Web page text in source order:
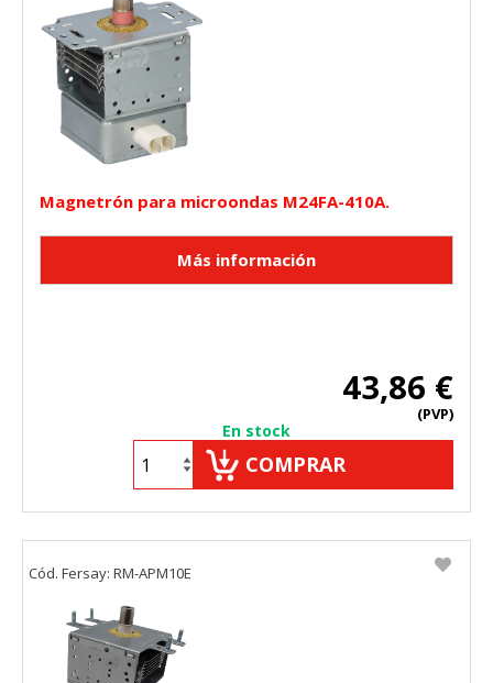
Magnetrón para microondas M24FA-410A.
43,86 €
(PVP)
En stock
COMPRAR
Cód. Fersay: RM-APM10E